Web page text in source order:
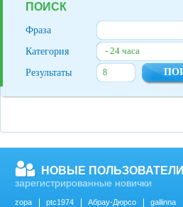
ПОИСК
Фраза
Категория
- 24 часа
Результаты
НОВЫЕ ПОЛЬЗОВАТЕЛИ
зарегистрированные новички
zopa ptc1974 Абрау-Дюрсо
gallinna